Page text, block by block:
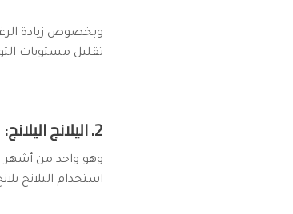
وبخصوص زيادة
تقليل مستويات
2. اليلانج اليلانج:
وهو واحد من أشهر
استخدام اليلانج